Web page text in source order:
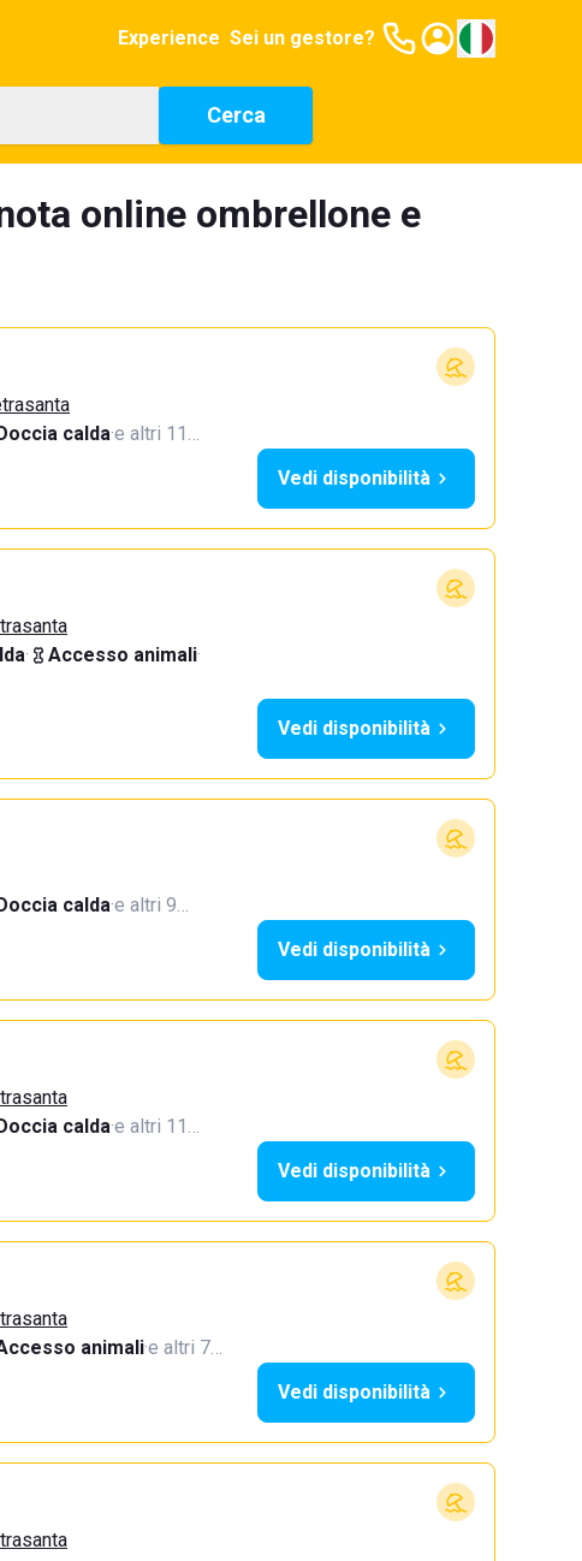
Experience Sei un gestore?
Cerca
online ombrellone e
calda·e altri 11…
Vedi disponibilità
· Accesso animali·
Vedi disponibilità
calda·e altri 9…
Vedi disponibilità
calda·e altri 11…
Vedi disponibilità
animali·e altri 7…
Vedi disponibilità